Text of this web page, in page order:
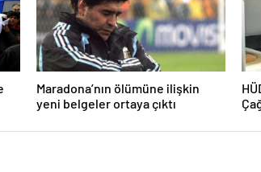
Maradona’nın ölümüne ilişkin
yeni belgeler ortaya çıktı